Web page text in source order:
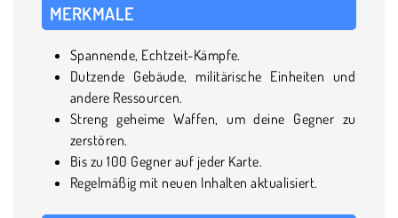
MERKMALE
Spannende, Echtzeit-Kämpfe.
Dutzende Gebäude, militärische Einheiten und
andere Ressourcen.
Streng geheime Waffen, um deine Gegner zu
zerstören.
Bis zu 100 Gegner auf jeder Karte.
Regelmäßig mit neuen Inhalten aktualisiert.